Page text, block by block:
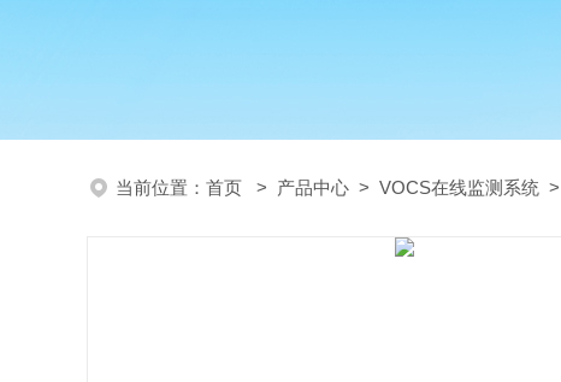
当前位置： 首页 > 产品中心 > VOCS在线监测系统 >